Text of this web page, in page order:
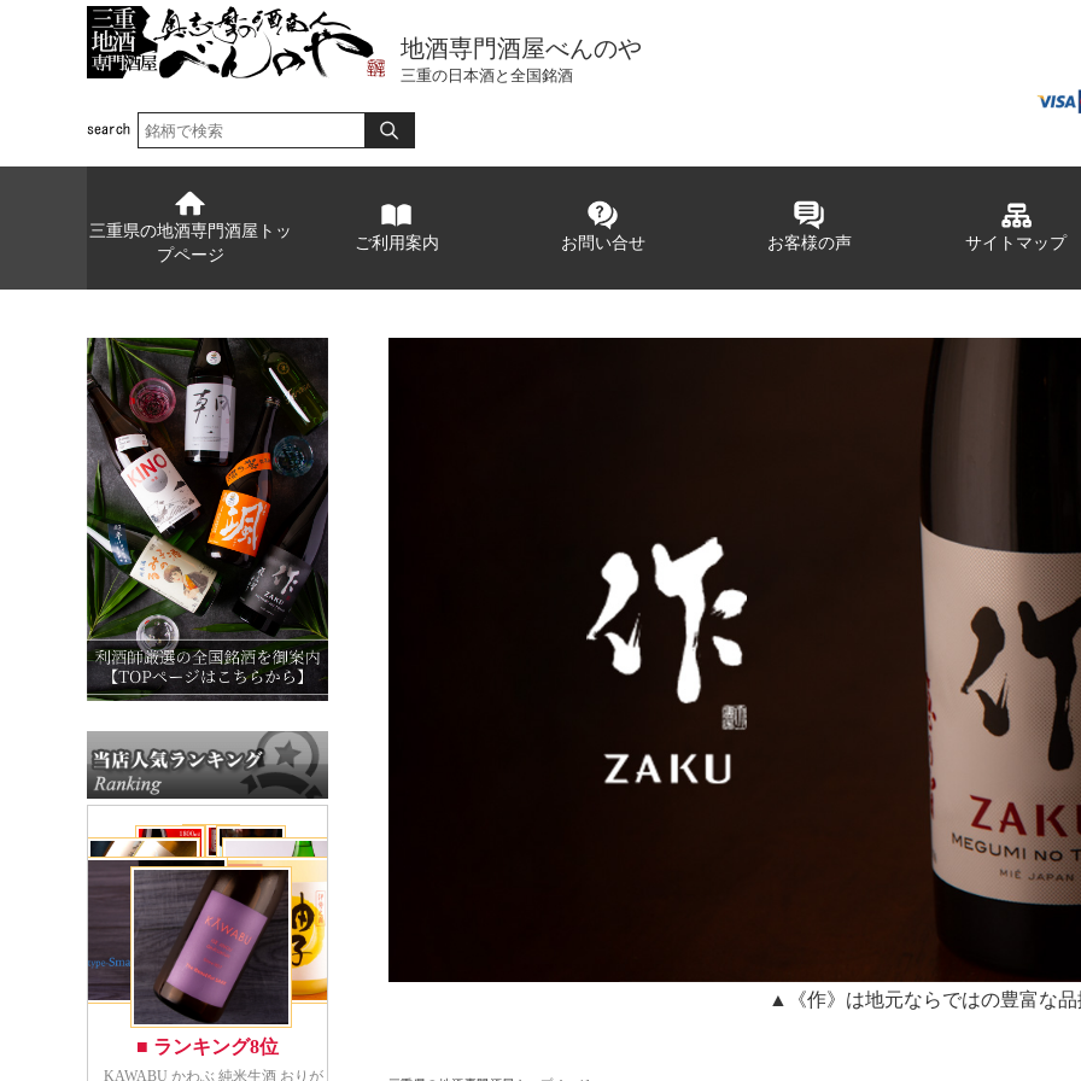
地酒専門酒屋べんのや
三重の日本酒と全国銘酒
三重県の地酒専門酒屋トッ
プページ
ご利用案内 お問い合せ お客様の声 サイトマップ
▲《作》は地元ならではの豊富な